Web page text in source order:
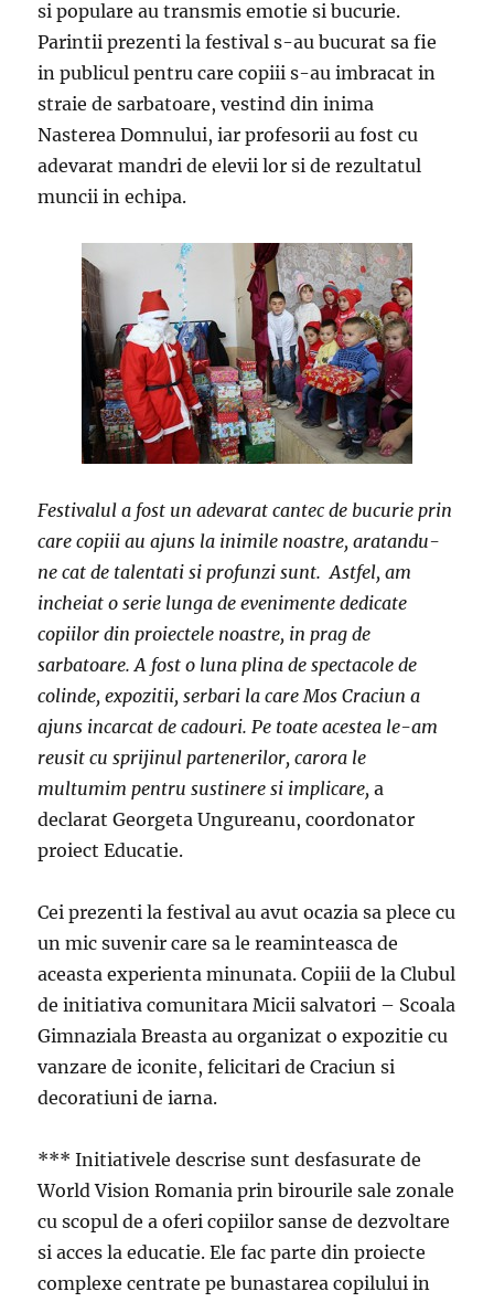
si populare au transmis emotie si bucurie.
Parintii prezenti la festival s-au bucurat sa fie
in publicul pentru care copiii s-au imbracat in
straie de sarbatoare, vestind din inima
Nasterea Domnului, iar profesorii au fost cu
adevarat mandri de elevii lor si de rezultatul
muncii in echipa.
Festivalul a fost un adevarat cantec de bucurie prin
care copiii au ajuns la inimile noastre, aratandu-
ne cat de talentati si profunzi sunt. Astfel, am
incheiat o serie lunga de evenimente dedicate
copiilor din proiectele noastre, in prag de
sarbatoare. A fost o luna plina de spectacole de
colinde, expozitii, serbari la care Mos Craciun a
ajuns incarcat de cadouri. Pe toate acestea le-am
reusit cu sprijinul partenerilor, carora le
multumim pentru sustinere si implicare, a
declarat Georgeta Ungureanu, coordonator
proiect Educatie.
Cei prezenti la festival au avut ocazia sa plece cu
un mic suvenir care sa le reaminteasca de
aceasta experienta minunata. Copiii de la Clubul
de initiativa comunitara Micii salvatori – Scoala
Gimnaziala Breasta au organizat o expozitie cu
vanzare de iconite, felicitari de Craciun si
decoratiuni de iarna.
*** Initiativele descrise sunt desfasurate de
World Vision Romania prin birourile sale zonale
cu scopul de a oferi copiilor sanse de dezvoltare
si acces la educatie. Ele fac parte din proiecte
complexe centrate pe bunastarea copilului in